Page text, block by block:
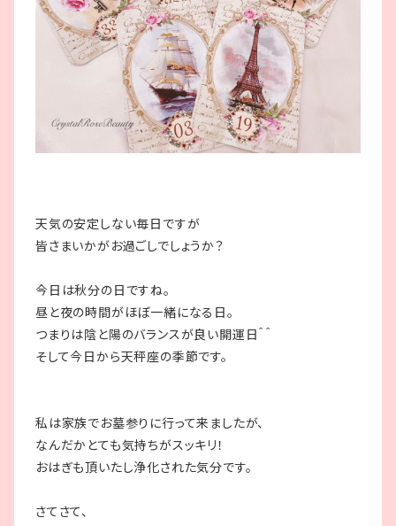
天気の安定しない毎日ですが
皆さまいかがお過ごしでしょうか？
今日は秋分の日ですね。
昼と夜の時間がほぼ一緒になる日。
つまりは陰と陽のバランスが良い開運日＾＾
そして今日から天秤座の季節です。
私は家族でお墓参りに行って来ましたが、
なんだかとても気持ちがスッキリ！
おはぎも頂いたし浄化された気分です。
さてさて、